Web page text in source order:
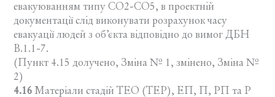
евакуюванням типу СО2-СО5, в проектній
документації слід виконувати розрахунок часу
евакуації людей з об’єкта відповідно до вимог ДБН
В.1.1-7.
(Пункт 4.15 долучено, Зміна № 1, змінено, Зміна №
2)
4.16 Матеріали стадій ТЕО (ТЕР), ЕП, П, РП та Р